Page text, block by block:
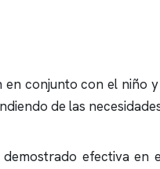
conjunto con el niño
de las
demostrado efectiva en